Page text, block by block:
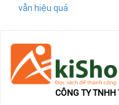
vẫn hiệu quả
CÔNG TY